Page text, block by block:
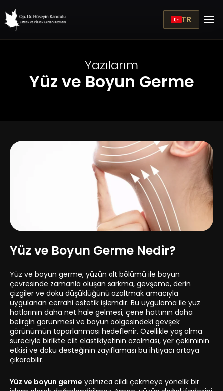
TR
Yazılarım
Yüz ve Boyun Germe
Yüz ve Boyun Germe Nedir?
Yüz ve boyun germe, yüzün alt bölümü ile boyun
çevresinde zamanla oluşan sarkma, gevşeme, derin
çizgiler ve doku düşüklüğünü azaltmak amacıyla
uygulanan cerrahi estetik işlemdir. Bu uygulama ile yüz
hatlarının daha net hale gelmesi, çene hattının daha
belirgin görünmesi ve boyun bölgesindeki gevşek
görünümün toparlanması hedeflenir. Özellikle yaş alma
süreciyle birlikte cilt elastikiyetinin azalması, yer çekiminin
etkisi ve doku desteğinin zayıflaması bu ihtiyacı ortaya
çıkarabilir.
Yüz ve boyun germe yalnızca cildi çekmeye yönelik bir